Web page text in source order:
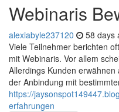
Webinaris
alexiabyle237120 58 days
Viele Teilnehmer berichten
mit Webinaris. Vor allem
Allerdings Kunden
der Anbindung mit
https://
erfahrungen